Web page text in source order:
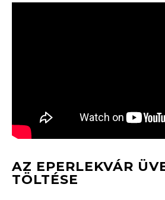
AZ EPERLEKVÁR
TÖLTÉSE